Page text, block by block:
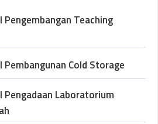
Teaching
Cold Storage
Pengadaan Laboratorium